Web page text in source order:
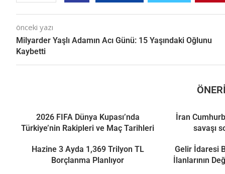
önceki yazı
Milyarder Yaşlı Adamın Acı Günü: 15 Yaşındaki Oğlunu
Kaybetti
2026 FIFA Dünya Kupası’nda
Türkiye’nin Rakipleri ve Maç Tarihleri
İran
savaşı
Hazine 3 Ayda 1,369 Trilyon TL
Borçlanma Planlıyor
Gelir İdaresi
İlanlarının